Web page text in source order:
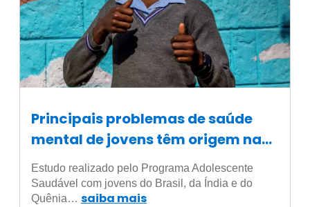
Principais problemas de saúde
mental de jovens têm origem na
pobreza, na violência e nas
normas de gênero
Estudo realizado pelo Programa Adolescente
Saudável com jovens do Brasil, da Índia e do
Quênia… saiba mais